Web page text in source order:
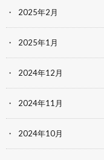
2025年2月
2025年1月
2024年12月
2024年11月
2024年10月